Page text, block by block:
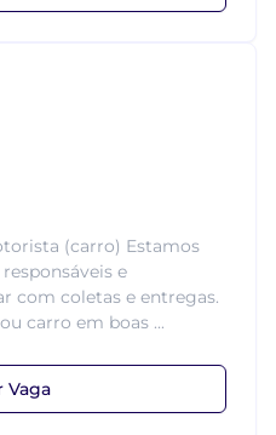
(carro) Estamos
e
com coletas e entregas.
carro em boas ...
Vaga